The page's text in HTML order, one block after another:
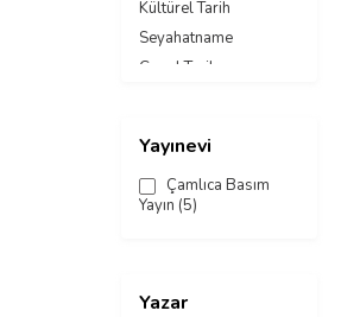
Kültürel Tarih
Seyahatname
Genel Tarih
Yayınevi
Çamlıca Basım
Yayın (5)
Yazar